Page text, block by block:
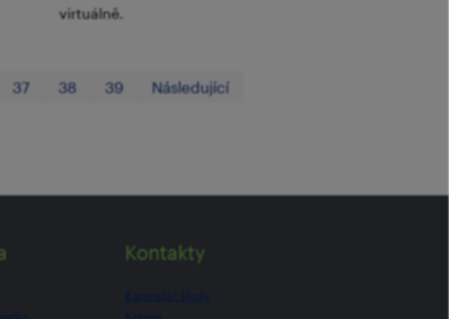
virtuálně.
37 38 39 Následující
Kontakty